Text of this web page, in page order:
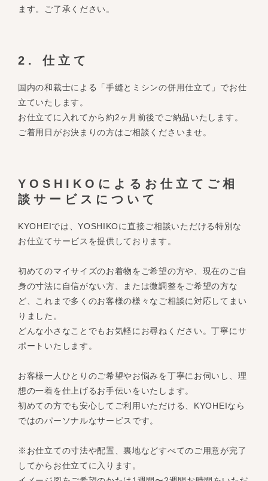
ます。ご了承ください。
2. 仕立て
国内の和裁士による「手縫とミシンの併用仕立て」でお仕
立ていたします。
お仕立てに入れてから約2ヶ月前後でご納品いたします。
ご着用日がお決まりの方はご相談くださいませ。
YOSHIKOによるお仕立てご相
談サービスについて
KYOHEIでは、YOSHIKOに直接ご相談いただける特別な
お仕立てサービスを提供しております。
初めてのマイサイズのお着物をご希望の方や、現在のご自
身の寸法に自信がない方、または微調整をご希望の方な
ど、これまで多くのお客様の様々なご相談に対応してまい
りました。
どんな小さなことでもお気軽にお尋ねください。丁寧にサ
ポートいたします。
お客様一人ひとりのご希望やお悩みを丁寧にお伺いし、理
想の一着を仕上げるお手伝いをいたします。
初めての方でも安心してご利用いただける、KYOHEIなら
ではのパーソナルなサービスです。
※お仕立ての寸法や配置、裏地などすべてのご用意が完了
してからお仕立てに入ります。